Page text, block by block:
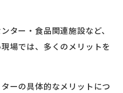
ター・食品関連施設など、
場では、多くのメリットを
ーの具体的なメリットにつ